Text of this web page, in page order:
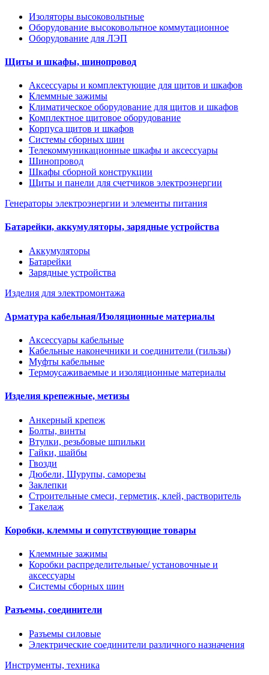
Изоляторы высоковольтные
Оборудование высоковольтное коммутационное
Оборудование для ЛЭП
Щиты и шкафы, шинопровод
Аксессуары и комплектующие для щитов и шкафов
Клеммные зажимы
Климатическое оборудование для щитов и шкафов
Комплектное щитовое оборудование
Корпуса щитов и шкафов
Системы сборных шин
Телекоммуникационные шкафы и аксессуары
Шинопровод
Шкафы сборной конструкции
Щиты и панели для счетчиков электроэнергии
Генераторы электроэнергии и элементы питания
Батарейки, аккумуляторы, зарядные устройства
Аккумуляторы
Батарейки
Зарядные устройства
Изделия для электромонтажа
Арматура кабельная/Изоляционные материалы
Аксессуары кабельные
Кабельные наконечники и соединители (гильзы)
Муфты кабельные
Термоусаживаемые и изоляционные материалы
Изделия крепежные, метизы
Анкерный крепеж
Болты, винты
Втулки, резьбовые шпильки
Гайки, шайбы
Гвозди
Дюбели, Шурупы, саморезы
Заклепки
Строительные смеси, герметик, клей, растворитель
Такелаж
Коробки, клеммы и сопутствующие товары
Клеммные зажимы
Коробки распределительные/ установочные и
аксессуары
Системы сборных шин
Разъемы, соединители
Разъемы силовые
Электрические соединители различного назначения
Инструменты, техника